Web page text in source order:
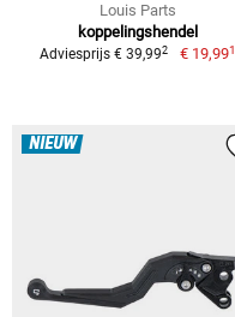
Louis Parts
koppelingshendel
Adviesprijs € 39,992 € 19,991
NIEUW